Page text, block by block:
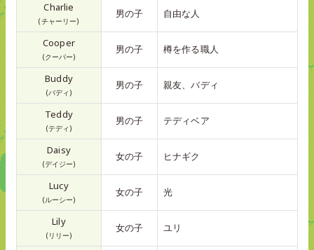
Charlie
(チャーリー)
男の子 自由な人
Cooper
(クーパー)
男の子 樽を作る職人
Buddy
(バディ)
男の子 親友、バディ
Teddy
(テディ)
男の子 テディベア
Daisy
(デイジー)
女の子 ヒナギク
Lucy
(ルーシー)
女の子 光
Lily
(リリー)
女の子 ユリ